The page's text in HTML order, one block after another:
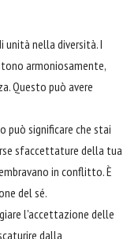
unità nella diversità. I
armoniosamente,
Questo può avere
può significare che stai
sfaccettature della tua
in conflitto. È
del sé.
l'accettazione delle
dalla